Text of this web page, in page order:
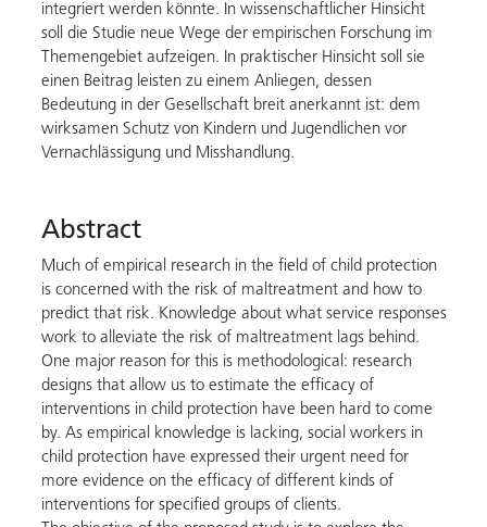
integriert werden könnte. In wissenschaftlicher Hinsicht
soll die Studie neue Wege der empirischen Forschung im
Themengebiet aufzeigen. In praktischer Hinsicht soll sie
einen Beitrag leisten zu einem Anliegen, dessen
Bedeutung in der Gesellschaft breit anerkannt ist: dem
wirksamen Schutz von Kindern und Jugendlichen vor
Vernachlässigung und Misshandlung.
Abstract
Much of empirical research in the field of child protection
is concerned with the risk of maltreatment and how to
predict that risk. Knowledge about what service responses
work to alleviate the risk of maltreatment lags behind.
One major reason for this is methodological: research
designs that allow us to estimate the efficacy of
interventions in child protection have been hard to come
by. As empirical knowledge is lacking, social workers in
child protection have expressed their urgent need for
more evidence on the efficacy of different kinds of
interventions for specified groups of clients.